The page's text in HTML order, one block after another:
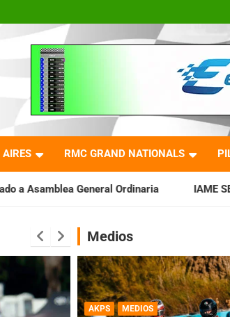
RMC GRAND NATIONALS
Ordinaria IAME SERIES ARGENTINA:
Medios
AKPS MEDIOS